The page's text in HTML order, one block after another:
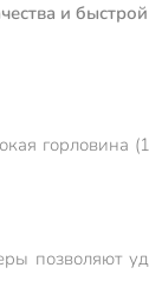
и
горловина
позволяют